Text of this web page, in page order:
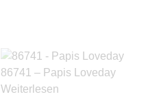
86741 – Papis Loveday
Weiterlesen